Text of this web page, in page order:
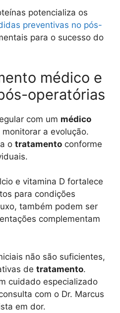
potencializa os
preventivas no pós-
para o sucesso do
médico e
operatórias
com um médico
a evolução.
o tratamento conforme
e vitamina D fortalece
para condições
também podem ser
complementam
não são suficientes,
de tratamento.
cuidado especializado
com o Dr. Marcus
em dor.